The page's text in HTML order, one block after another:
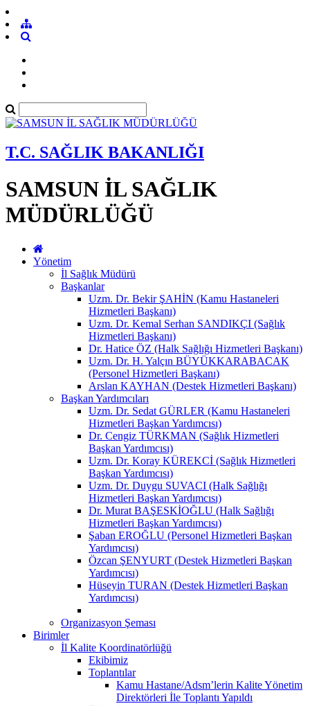
T.C. SAĞLIK BAKANLIĞI
SAMSUN İL SAĞLIK
MÜDÜRLÜĞÜ
Yönetim
İl Sağlık Müdürü
Başkanlar
Uzm. Dr. Bekir ŞAHİN (Kamu Hastaneleri
Hizmetleri Başkanı)
Uzm. Dr. Kemal Serhan SANDIKÇI (Sağlık
Hizmetleri Başkanı)
Dr. Hatice ÖZ (Halk Sağlığı Hizmetleri Başkanı)
Uzm. Dr. H. Yalçın BÜYÜKKARABACAK
(Personel Hizmetleri Başkanı)
Arslan KAYHAN (Destek Hizmetleri Başkanı)
Başkan Yardımcıları
Uzm. Dr. Sedat GÜRLER (Kamu Hastaneleri
Hizmetleri Başkan Yardımcısı)
Dr. Cengiz TÜRKMAN (Sağlık Hizmetleri
Başkan Yardımcısı)
Uzm. Dr. Koray KÜREKCİ (Sağlık Hizmetleri
Başkan Yardımcısı)
Uzm. Dr. Duygu SUVACI (Halk Sağlığı
Hizmetleri Başkan Yardımcısı)
Dr. Murat BAŞESKİOĞLU (Halk Sağlığı
Hizmetleri Başkan Yardımcısı)
Şaban EROĞLU (Personel Hizmetleri Başkan
Yardımcısı)
Özcan ŞENYURT (Destek Hizmetleri Başkan
Yardımcısı)
Hüseyin TURAN (Destek Hizmetleri Başkan
Yardımcısı)
Organizasyon Şeması
Birimler
İl Kalite Koordinatörlüğü
Ekibimiz
Toplantılar
Kamu Hastane/Adsm’lerin Kalite Yönetim
Direktörleri İle Toplantı Yapıldı